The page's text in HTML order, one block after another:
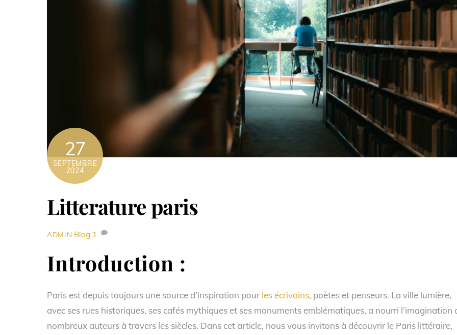
27
SEPTEMBRE
2024
Litterature paris
ADMIN Blog 1
Introduction :
Paris est depuis toujours une source d’inspiration pour les écrivains, poètes et penseurs. La ville lumière,
avec ses rues historiques, ses cafés mythiques et ses monuments emblématiques, a nourri l’imagination
nombreux auteurs à travers les siècles. Dans cet article, nous vous invitons à découvrir le Paris littéraire,